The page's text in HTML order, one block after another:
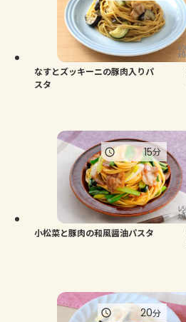
よくあるお問い合わせ
お買い物
なすとズッキーニの豚肉入りパ
スタ
小松菜と豚肉の和風醤油パスタ
15分
20分